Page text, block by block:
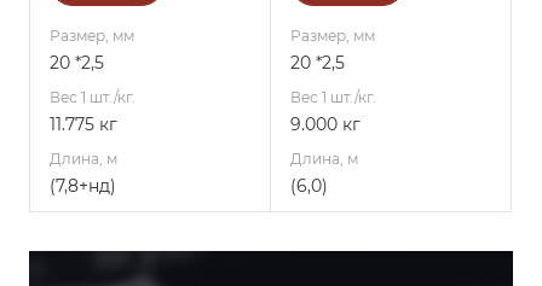
Размер, мм
20 *2,5
Вес 1 шт./кг.
11.775 кг
Длина, м
(7,8+нд)
Размер, мм
20 *2,5
Вес 1 шт./кг.
9.000 кг
Длина, м
(6,0)